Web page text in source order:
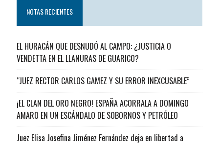
NOTAS RECIENTES
EL HURACÁN QUE DESNUDÓ AL CAMPO: ¿JUSTICIA O
VENDETTA EN EL LLANURAS DE GUARICO?
“JUEZ RECTOR CARLOS GAMEZ Y SU ERROR INEXCUSABLE”
¡EL CLAN DEL ORO NEGRO! ESPAÑA ACORRALA A DOMINGO
AMARO EN UN ESCÁNDALO DE SOBORNOS Y PETRÓLEO
Juez Elisa Josefina Jiménez Fernández deja en libertad a